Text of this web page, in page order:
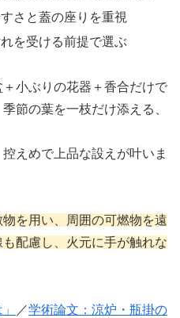
さと蓋の座りを重視
を受ける前提で選ぶ
小ぶりの花器＋香合だけで
節の葉を一枝だけ添える、
えめで上品な設えが叶いま
を用い、周囲の可燃物を遠
配慮し、火元に手が触れな
／学術論文：涼炉・瓶掛の